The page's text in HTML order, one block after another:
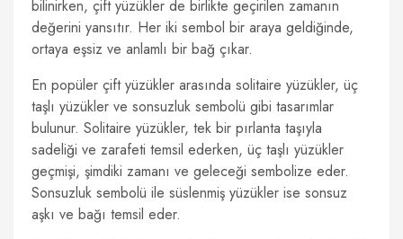
bilinirken, çift yüzükler de birlikte geçirilen zamanın
değerini yansıtır. Her iki sembol bir araya geldiğinde,
ortaya eşsiz ve anlamlı bir bağ çıkar.
En popüler çift yüzükler arasında solitaire yüzükler, üç
taşlı yüzükler ve sonsuzluk sembolü gibi tasarımlar
bulunur. Solitaire yüzükler, tek bir pırlanta taşıyla
sadeliği ve zarafeti temsil ederken, üç taşlı yüzükler
geçmişi, şimdiki zamanı ve geleceği sembolize eder.
Sonsuzluk sembolü ile süslenmiş yüzükler ise sonsuz
aşkı ve bağı temsil eder.